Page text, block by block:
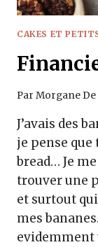
CAKES ET
Par Morgane
J’avais des
je pense que
bread… Je
trouver une
et surtout
mes
evidemment